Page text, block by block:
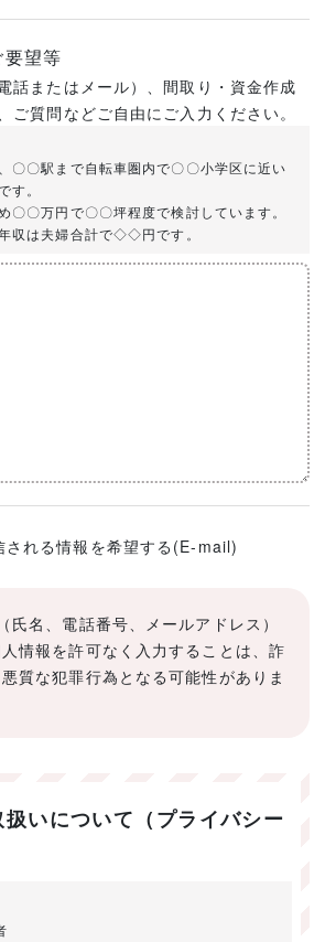
望等
話またはメール）、間取り・資金作成
ご質問などご自由にご入力ください。
〇〇駅まで自転車圏内で〇〇小学区に近い
す。
〇〇万円で〇〇坪程度で検討しています。
収は夫婦合計で◇◇円です。
される情報を希望する(E-mail)
氏名、電話番号、メールアドレス）
情報を許可なく入力することは、詐
質な犯罪行為となる可能性がありま
いについて（プライバシー